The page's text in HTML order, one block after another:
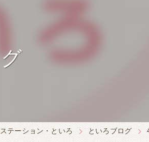
テーション・といろ といろブログ